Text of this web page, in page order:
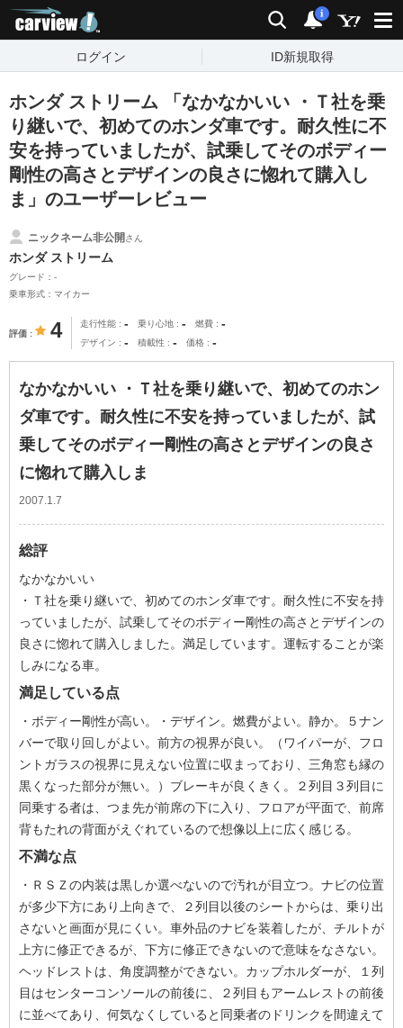
検索 通知
i
ログイン ID新規取得
ホンダ ストリーム 「なかなかいい ・Ｔ社を乗
り継いで、初めてのホンダ車です。耐久性に不
安を持っていましたが、試乗してそのボディー
剛性の高さとデザインの良さに惚れて購入し
ま」のユーザーレビュー
ニックネーム非公開さん
ホンダ ストリーム
グレード：-
乗車形式：マイカー
評価 4 走行性能 - 乗り心地 - 燃費 -
デザイン - 積載性 - 価格 -
なかなかいい ・Ｔ社を乗り継いで、初めてのホン
ダ車です。耐久性に不安を持っていましたが、試
乗してそのボディー剛性の高さとデザインの良さ
に惚れて購入しま
2007.1.7
総評
なかなかいい
・Ｔ社を乗り継いで、初めてのホンダ車です。耐久性に不安を持
っていましたが、試乗してそのボディー剛性の高さとデザインの
良さに惚れて購入しました。満足しています。運転することが楽
しみになる車。
満足している点
・ボディー剛性が高い。・デザイン。燃費がよい。静か。５ナン
バーで取り回しがよい。前方の視界が良い。（ワイパーが、フロ
ントガラスの視界に見えない位置に収まっており、三角窓も縁の
黒くなった部分が無い。）ブレーキが良くきく。２列目３列目に
同乗する者は、つま先が前席の下に入り、フロアが平面で、前席
背もたれの背面がえぐれているので想像以上に広く感じる。
不満な点
・ＲＳＺの内装は黒しか選べないので汚れが目立つ。ナビの位置
が多少下方にあり上向きで、２列目以後のシートからは、乗り出
さないと画面が見にくい。車外品のナビを装着したが、チルトが
上方に修正できるが、下方に修正できないので意味をなさない。
ヘッドレストは、角度調整ができない。カップホルダーが、１列
目はセンターコンソールの前後に、２列目もアームレストの前後
に並べてあり、何気なくしていると同乗者のドリンクを間違えて